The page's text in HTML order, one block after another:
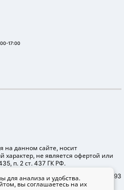
17:00
на данном сайте, носит
не является офертой или
п. 2 ст. 437 ГК РФ.
1147232004655 ИНН 7203304293
для анализа и удобства.
вы соглашаетесь на их